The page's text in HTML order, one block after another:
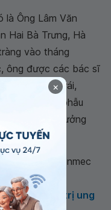
Ông Lâm Văn
Hai Bà Trưng, Hà
vào tháng
ông được các bác sĩ
đại tràng trái,
khi trải qua phẫu
bị ảnh hưởng
Quốc tế Vinmec
hỗ trợ điều trị ung
×